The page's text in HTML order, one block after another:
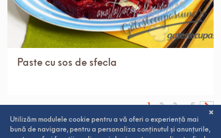
Paste cu sos de sfecla
1 2 3 ... 5